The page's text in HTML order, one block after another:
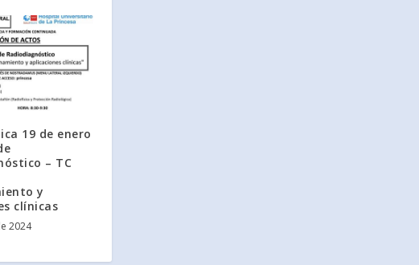
19 de enero
– TC
y
clínicas
2024